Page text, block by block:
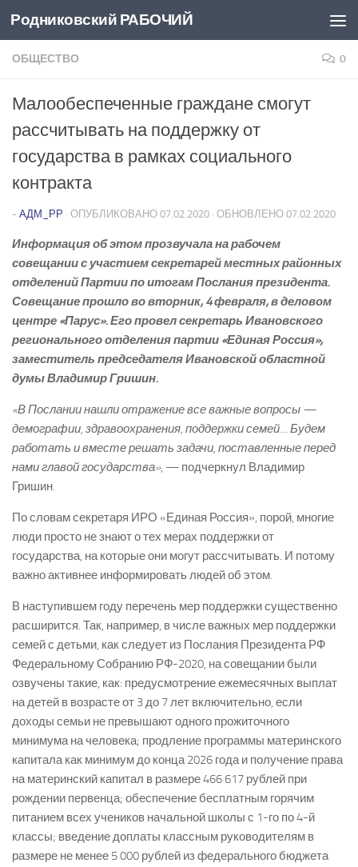
Перейти к содержимому
Родниковский РАБОЧИЙ
ОБЩЕСТВО 0
Малообеспеченные граждане смогут
рассчитывать на поддержку от
государства в рамках социального
контракта
- АДМ_РР · ОПУБЛИКОВАНО 07.02.2020 · ОБНОВЛЕНО 07.02.2020
Информация об этом прозвучала на рабочем
совещании с участием секретарей местных районных
отделений Партии по итогам Послания президента.
Совещание прошло во вторник, 4 февраля, в деловом
центре «Парус». Его провел секретарь Ивановского
регионального отделения партии «Единая Россия»,
заместитель председателя Ивановской областной
думы Владимир Гришин.
«В Послании нашли отражение все важные вопросы —
демографии, здравоохранения, поддержки семей… Будем
работать и вместе решать задачи, поставленные перед
нами главой государства», — подчеркнул Владимир
Гришин.
По словам секретаря ИРО «Единая Россия», порой, многие
люди просто не знают о тех мерах поддержки от
государства, на которые они могут рассчитывать. И потому
важно активнее информировать людей об этом.
В наступившем году перечень мер поддержки существенно
расширится. Так, например, в числе важных мер поддержки
семей с детьми, как следует из Послания Президента РФ
Федеральному Собранию РФ-2020, на совещании были
озвучены такие, как: предусмотрение ежемесячных выплат
на детей в возрасте от 3 до 7 лет включительно, если
доходы семьи не превышают одного прожиточного
минимума на человека; продление программы материнского
капитала как минимум до конца 2026 года и получение права
на материнский капитал в размере 466 617 рублей при
рождении первенца; обеспечение бесплатным горячим
питанием всех учеников начальной школы с 1-го по 4-й
классы; введение доплаты классным руководителям в
размере не менее 5 000 рублей из федерального бюджета